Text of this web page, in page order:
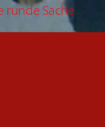
runde Sache